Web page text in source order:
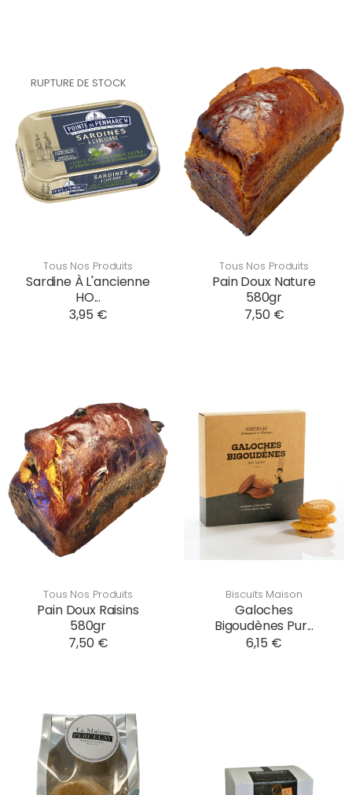
RUPTURE DE STOCK
Tous Nos Produits
Sardine À L'ancienne
HO...
3,95 €
Tous Nos Produits
Pain Doux Nature
580gr
7,50 €
Tous Nos Produits
Pain Doux Raisins
580gr
7,50 €
Biscuits Maison
Galoches
Bigoudènes Pur...
6,15 €